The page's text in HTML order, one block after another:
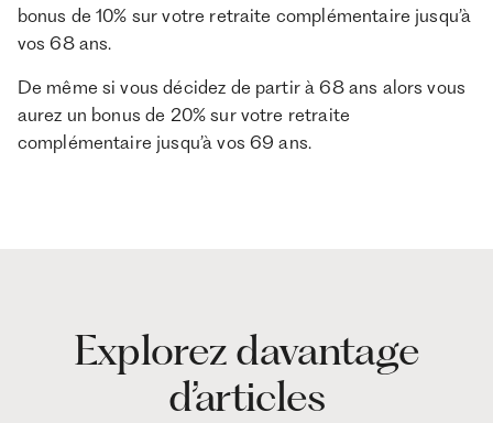
bonus de 10% sur votre retraite complémentaire jusqu’à
vos 68 ans.
De même si vous décidez de partir à 68 ans alors vous
aurez un bonus de 20% sur votre retraite
complémentaire jusqu’à vos 69 ans.
Explorez davantage
d’articles